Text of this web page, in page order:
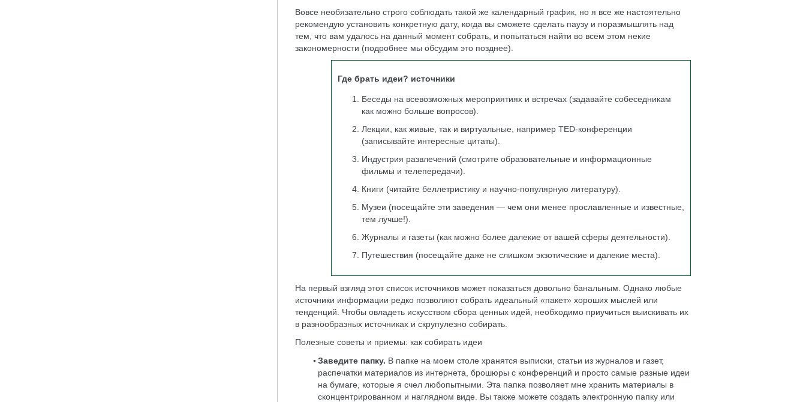
Вовсе необязательно строго соблюдать такой же календарный график, но я все же настоятельно
рекомендую установить конкретную дату, когда вы сможете сделать паузу и поразмышлять над
тем, что вам удалось на данный момент собрать, и попытаться найти во всем этом некие
закономерности (подробнее мы обсудим это позднее).
Где брать идеи? источники
Беседы на всевозможных мероприятиях и встречах (задавайте собеседникам
как можно больше вопросов).
Лекции, как живые, так и виртуальные, например TED-конференции
(записывайте интересные цитаты).
Индустрия развлечений (смотрите образовательные и информационные
фильмы и телепередачи).
Книги (читайте беллетристику и научно-популярную литературу).
Музеи (посещайте эти заведения — чем они менее прославленные и известные,
тем лучше!).
Журналы и газеты (как можно более далекие от вашей сферы деятельности).
Путешествия (посещайте даже не слишком экзотические и далекие места).
На первый взгляд этот список источников может показаться довольно банальным. Однако любые
источники информации редко позволяют собрать идеальный «пакет» хороших мыслей или
тенденций. Чтобы овладеть искусством сбора ценных идей, необходимо приучиться выискивать их
в разнообразных источниках и скрупулезно собирать.
Полезные советы и приемы: как собирать идеи
Заведите папку. В папке на моем столе хранятся выписки, статьи из журналов и газет,
распечатки материалов из интернета, брошюры с конференций и просто самые разные идеи
на бумаге, которые я счел любопытными. Эта папка позволяет мне хранить материалы в
сконцентрированном и наглядном виде. Вы также можете создать электронную папку или